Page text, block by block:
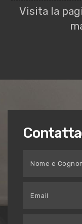
Visita la